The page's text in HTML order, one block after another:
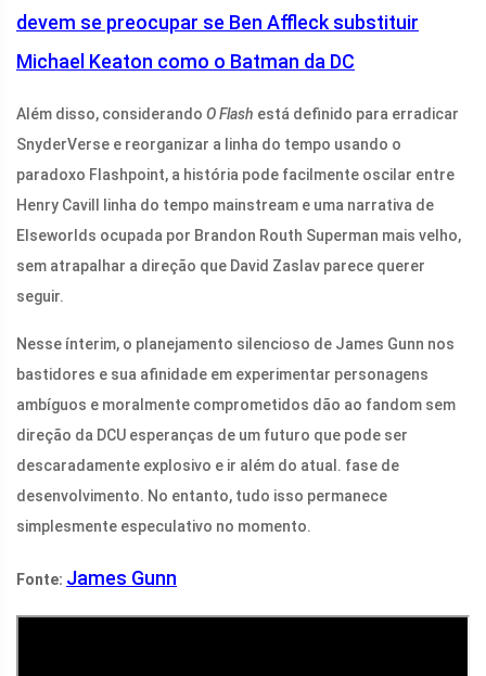
devem se preocupar se Ben Affleck substituir
Michael Keaton como o Batman da DC
Além disso, considerando O Flash está definido para erradicar
SnyderVerse e reorganizar a linha do tempo usando o
paradoxo Flashpoint, a história pode facilmente oscilar entre
Henry Cavill linha do tempo mainstream e uma narrativa de
Elseworlds ocupada por Brandon Routh Superman mais velho,
sem atrapalhar a direção que David Zaslav parece querer
seguir.
Nesse ínterim, o planejamento silencioso de James Gunn nos
bastidores e sua afinidade em experimentar personagens
ambíguos e moralmente comprometidos dão ao fandom sem
direção da DCU esperanças de um futuro que pode ser
descaradamente explosivo e ir além do atual. fase de
desenvolvimento. No entanto, tudo isso permanece
simplesmente especulativo no momento.
Fonte: James Gunn